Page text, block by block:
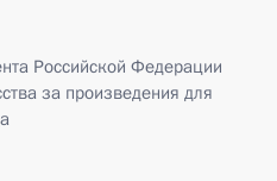
Российской Федерации
за произведения для